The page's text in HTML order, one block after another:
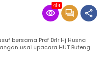
414
bersama Prof DrIr Hj Husna
usai upacara HUT Buteng